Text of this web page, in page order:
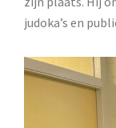
judoka’s en